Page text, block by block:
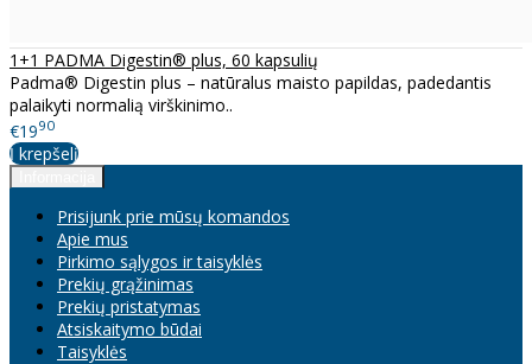
1+1 PADMA Digestin® plus, 60 kapsulių
Padma® Digestin plus – natūralus maisto papildas, padedantis
palaikyti normalią virškinimo..
€1990
Į krepšelį
Prisijunk prie mūsų komandos
Apie mus
Pirkimo sąlygos ir taisyklės
Prekių grąžinimas
Prekių pristatymas
Atsiskaitymo būdai
Taisyklės